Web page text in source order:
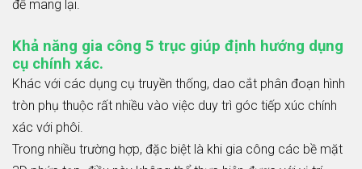
để mang lại.
Khả năng gia công 5 trục giúp định hướng dụng
cụ chính xác.
Khác với các dụng cụ truyền thống, dao cắt phân đoạn hình
tròn phụ thuộc rất nhiều vào việc duy trì góc tiếp xúc chính
xác với phôi.
Trong nhiều trường hợp, đặc biệt là khi gia công các bề mặt